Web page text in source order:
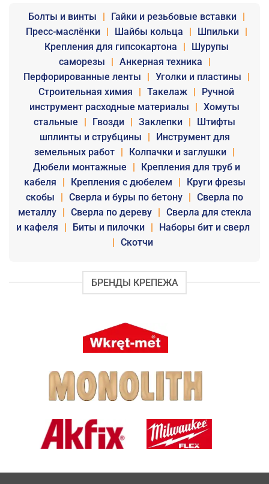
Болты и винты | Гайки и резьбовые вставки
|
Пресс-маслёнки
| Шайбы кольца | Шпильки
|
Крепления для гипсокартона
|
Шурупы
саморезы
| Анкерная техника
|
Перфорированные ленты
| Уголки и пластины
|
Строительная химия
| Такелаж |
Ручной
инструмент расходные материалы
| Хомуты
стальные
| Гвозди | Заклепки |
Штифты
шплинты и струбцины
|
Инструмент для
земельных работ | Колпачки и заглушки |
Дюбели монтажные
|
Крепления для труб и
кабеля
| Крепления с дюбелем |
Круги фрезы
скобы
| Сверла и буры по бетону | Сверла по
металлу
| Сверла по дереву | Сверла для стекла
и кафеля
| Биты и пилочки |
Наборы бит и сверл
| Скотчи
БРЕНДЫ КРЕПЕЖА